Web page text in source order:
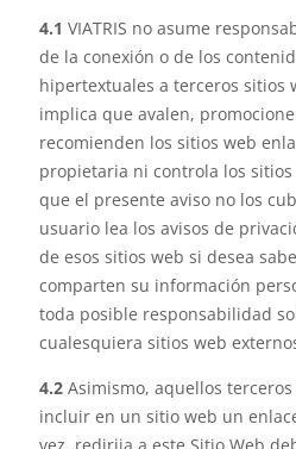
4.1 VIATRIS no asume
de la conexión o de los
hipertextuales a terceros sitios
implica que avalen,
recomienden los sitios web
propietaria ni controla los
que el presente aviso no los
usuario lea los avisos de
de esos sitios web si desea
comparten su información
toda posible responsabilidad
cualesquiera sitios web
4.2 Asimismo, aquellos
incluir en un sitio web un